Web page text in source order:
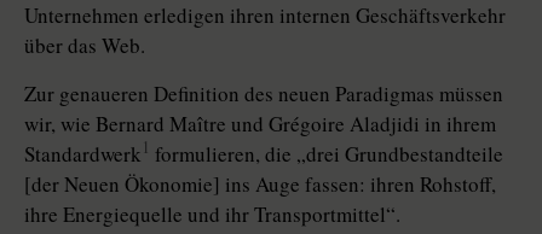
Unternehmen erledigen ihren internen Geschäftsverkehr
über das Web.
Zur genaueren Definition des neuen Paradigmas müssen
wir, wie Bernard Maître und Grégoire Aladjidi in ihrem
Standardwerk 1 formulieren, die „drei Grundbestandteile
[der Neuen Ökonomie] ins Auge fassen: ihren Rohstoff,
ihre Energiequelle und ihr Transportmittel“.